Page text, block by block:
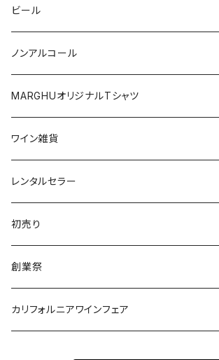
アルゼンチン
日本
オーストリア
南アフリカ
ポルトガル
チリ
オーストラリア
日本
ポルトガル
ビール
ノンアルコール
MARGHUオリジナルTシャツ
ワイン雑貨
レンタルセラー
初売り
創業祭
カリフォルニアワインフェア